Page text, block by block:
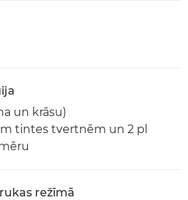
un krāsu)
tintes tvertnēm un 2 pl
režīmā